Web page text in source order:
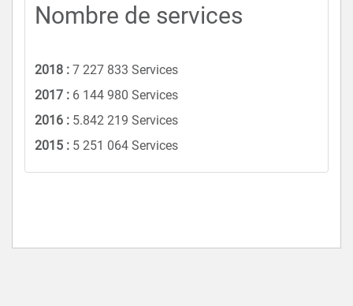
Nombre de services
2018 : 7 227 833 Services
2017 : 6 144 980 Services
2016 : 5.842 219 Services
2015 : 5 251 064 Services